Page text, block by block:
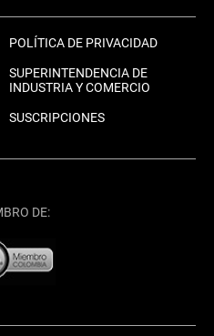
POLÍTICA DE PRIVACIDAD
SUPERINTENDENCIA DE
INDUSTRIA Y COMERCIO
SUSCRIPCIONES
DE: